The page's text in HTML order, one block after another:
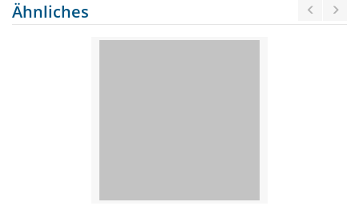
Ähnliches